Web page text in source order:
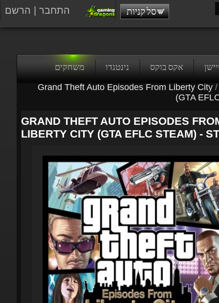
התחבר הרשם סל קניות
אקס בוקס נינטנדו משחקים
/
Grand Theft Auto Episodes From Liberty City
(GTA
GRAND THEFT AUTO EPISODES FROM
LIBERTY CITY (GTA EFLC STEAM) -